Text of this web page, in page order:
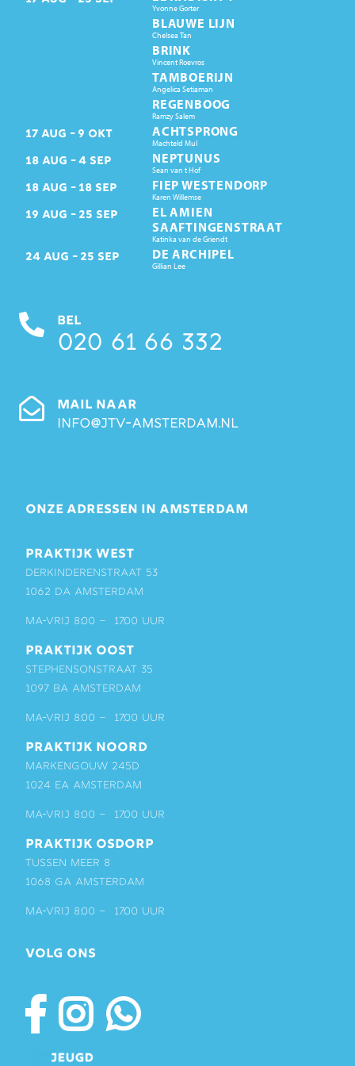
Yvonne Gorter
BLAUWE LIJN
Chelsea Tan
BRINK
Vincent Roevros
TAMBOERIJN
Angelica Setiaman
REGENBOOG
Ramzy Salem
17 AUG 9 OKT ACHTSPRONG
Machteld Mul
18 AUG 4 SEP NEPTUNUS
Sean van t Hof
18 AUG 18 SEP FIEP WESTENDORP
Karen Willemse
19 AUG 25 SEP
EL AMIEN
SAAFTINGENSTRAAT
Katinka van de Griendt
24 AUG 25 SEP DE ARCHIPEL
Gillian Lee
BEL
020 61 66 332
MAIL NAAR
info@jtv-amsterdam.nl
ONZE ADRESSEN IN AMSTERDAM
PRAKTIJK WEST
Derkinderenstraat 53
1062 DA Amsterdam
ma-vrij 8:00 – 17:00 uur
PRAKTIJK OOST
Stephensonstraat 35
1097 BA Amsterdam
ma-vrij 8:00 – 17:00 uur
PRAKTIJK NOORD
Markengouw 245D
1024 EA Amsterdam
ma-vrij 8:00 – 17:00 uur
PRAKTIJK OSDORP
Tussen Meer 8
1068 GA Amsterdam
ma-vrij 8:00 – 17:00 uur
VOLG ONS